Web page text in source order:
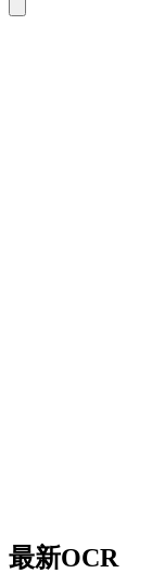
最新OCR